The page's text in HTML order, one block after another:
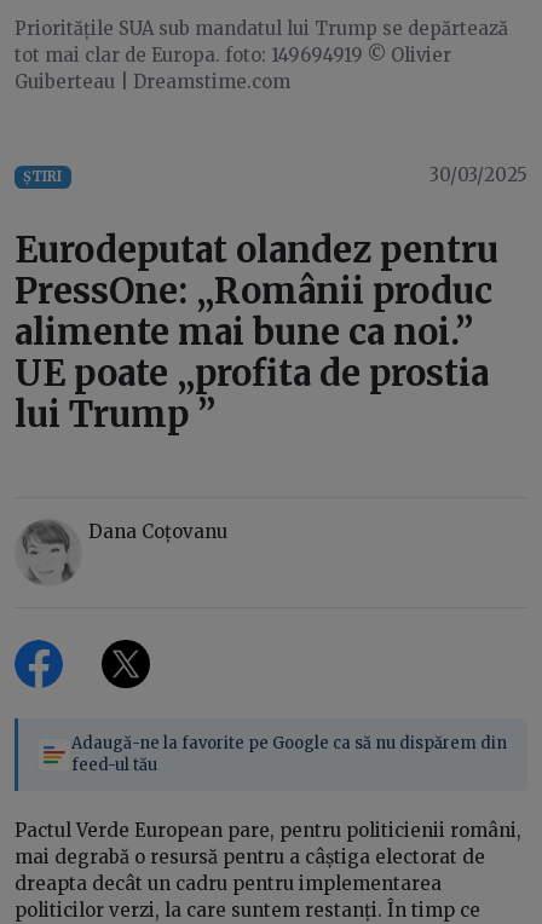
Prioritățile SUA sub mandatul lui Trump se depărtează
tot mai clar de Europa. foto: 149694919 © Olivier
Guiberteau | Dreamstime.com
ȘTIRI 30/03/2025
Eurodeputat olandez pentru
PressOne: „Românii produc
alimente mai bune ca noi.”
UE poate „profita de prostia
lui Trump ”
Dana Coțovanu
Adaugă-ne la favorite pe Google ca să nu dispărem din
feed-ul tău
Pactul Verde European pare, pentru politicienii români,
mai degrabă o resursă pentru a câștiga electorat de
dreapta decât un cadru pentru implementarea
politicilor verzi, la care suntem restanți. În timp ce